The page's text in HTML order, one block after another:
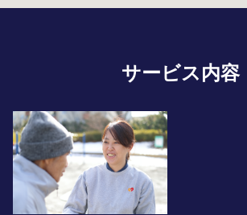
サービス内容